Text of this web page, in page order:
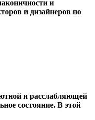
и
и дизайнеров по
и расслабляющей
состояние. В этой